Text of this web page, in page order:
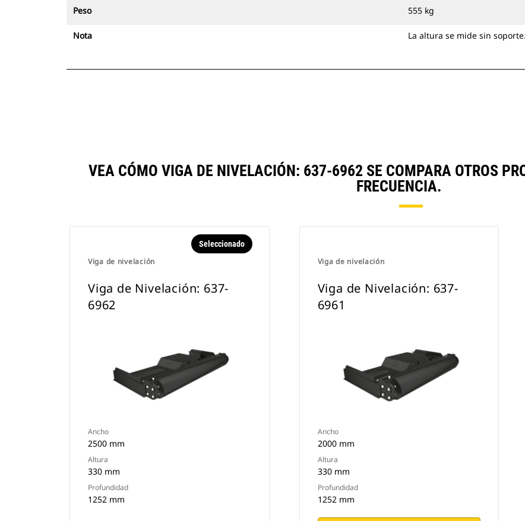
Peso 555 kg
Nota La altura se mide sin soporte.
VEA CÓMO VIGA DE NIVELACIÓN: 637-6962 SE COMPARA OTROS
FRECUENCIA.
Viga de nivelación
Seleccionado
Viga de Nivelación: 637-
6962
Ancho
2500 mm
Altura
330 mm
Profundidad
1252 mm
Viga de nivelación
Viga de Nivelación: 637-
6961
Ancho
2000 mm
Altura
330 mm
Profundidad
1252 mm